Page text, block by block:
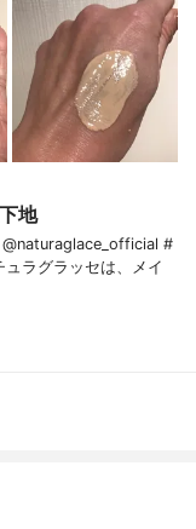
地
#
ラグラッセは、メイ